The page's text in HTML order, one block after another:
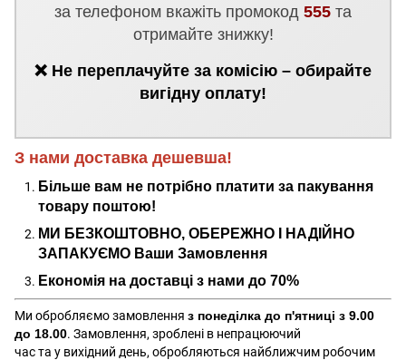
за телефоном вкажіть промокод 555 та
отримайте знижку!
❌ Не переплачуйте за комісію – обирайте
вигідну оплату!
З нами доставка дешевша!
Більше вам не потрібно платити за пакування
товару поштою!
МИ БЕЗКОШТОВНО, ОБЕРЕЖНО І НАДІЙНО
ЗАПАКУЄМО Ваши Замовлення
Економія на доставці з нами до 70%
Ми обробляємо замовлення з понеділка до п'ятниці з 9.00
до 18.00. Замовлення, зроблені в непрацюючий
час та у вихідний день, обробляються найближчим робочим